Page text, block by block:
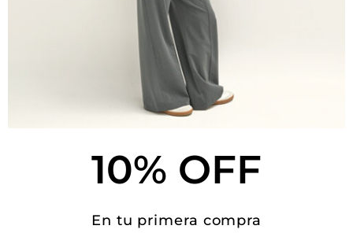
Observaciones
Tallas y medidas
10% OFF
En tu primera compra